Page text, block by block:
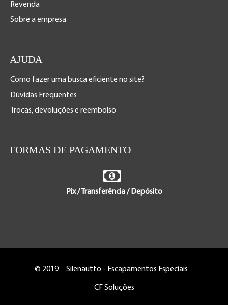
Revenda
Sobre a empresa
AJUDA
Como fazer uma busca eficiente no site?
Dúvidas Frequentes
Trocas, devoluções e reembolso
FORMAS DE PAGAMENTO
Pix / Transferência / Depósito
© 2019 Silenautto - Escapamentos Especiais
CF Soluções